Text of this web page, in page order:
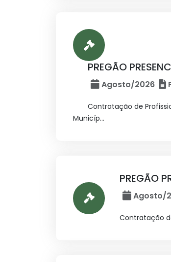
PREGÃO
Agosto/2026
Contratação de
Municíp...
PREGÃO
Agosto/
Contratação